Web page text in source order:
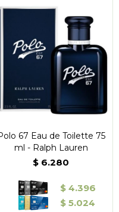
67 Eau de Toilette 75
ml - Ralph Lauren
$ 6.280
$ 4.396
$ 5.024